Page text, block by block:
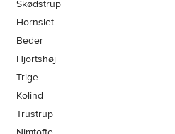
Skødstrup
Hornslet
Beder
Hjortshøj
Trige
Kolind
Trustrup